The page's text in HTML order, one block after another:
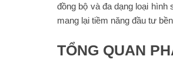
đồng bộ và đa dạng loại
mang lại tiềm năng đầu tư
TỔNG QUAN